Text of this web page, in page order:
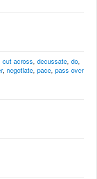
cut across, decussate, do,
, negotiate, pace, pass over